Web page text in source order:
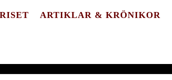
ARTIKLAR & KRÖNIKOR